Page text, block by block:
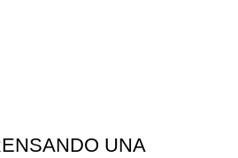
UNA